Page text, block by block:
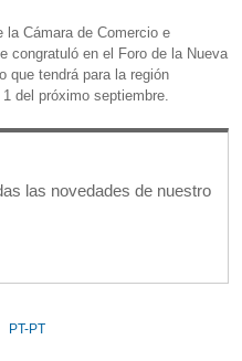
la Cámara de Comercio e
congratuló en el Foro de la Nueva
que tendrá para la región
del próximo septiembre.
las novedades de nuestro
PT-PT